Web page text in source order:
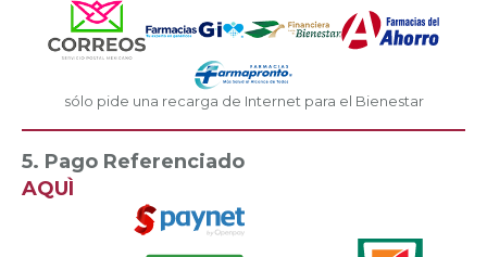
sólo pide una recarga de Internet para el Bienestar
5. Pago Referenciado
AQUÌ